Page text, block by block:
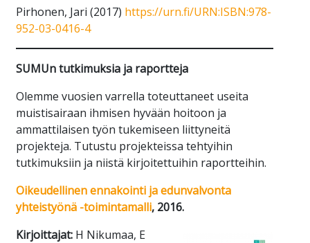
Pirhonen, Jari (2017) https://urn.fi/URN:ISBN:978-
952-03-0416-4
SUMUn tutkimuksia ja raportteja
Olemme vuosien varrella toteuttaneet useita
muistisairaan ihmisen hyvään hoitoon ja
ammattilaisen työn tukemiseen liittyneitä
projekteja. Tutustu projekteissa tehtyihin
tutkimuksiin ja niistä kirjoitettuihin raportteihin.
Oikeudellinen ennakointi ja edunvalvonta
yhteistyönä -toimintamalli, 2016.
Kirjoittajat: H Nikumaa, E